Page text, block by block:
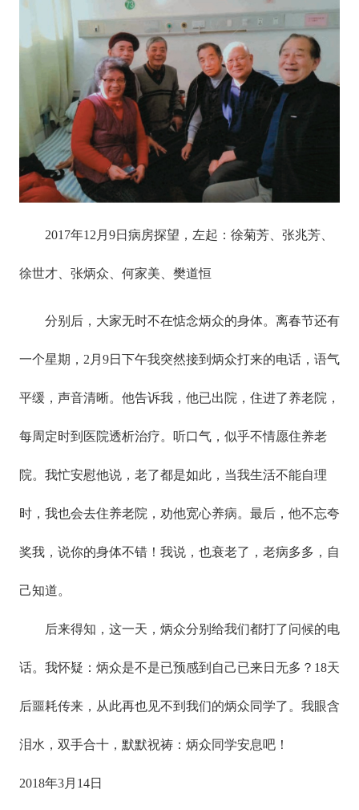
2017年12月9日病房探望，左起：徐菊芳、张兆芳、
徐世才、张炳众、何家美、樊道恒
分别后，大家无时不在惦念炳众的身体。离春节还有
一个星期，2月9日下午我突然接到炳众打来的电话，语气
平缓，声音清晰。他告诉我，他已出院，住进了养老院，
每周定时到医院透析治疗。听口气，似乎不情愿住养老
院。我忙安慰他说，老了都是如此，当我生活不能自理
时，我也会去住养老院，劝他宽心养病。最后，他不忘夸
奖我，说你的身体不错！我说，也衰老了，老病多多，自
己知道。
后来得知，这一天，炳众分别给我们都打了问候的电
话。我怀疑：炳众是不是已预感到自己已来日无多？18天
后噩耗传来，从此再也见不到我们的炳众同学了。我眼含
泪水，双手合十，默默祝祷：炳众同学安息吧！
2018年3月14日